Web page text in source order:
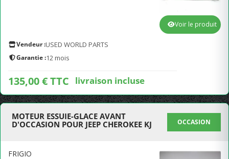
Vendeur :USED WORLD PARTS
Garantie :12 mois
135,00 € TTC livraison incluse
Voir le produit
MOTEUR ESSUIE-GLACE AVANT
D'OCCASION POUR JEEP CHEROKEE KJ
OCCASION
FRIGIO